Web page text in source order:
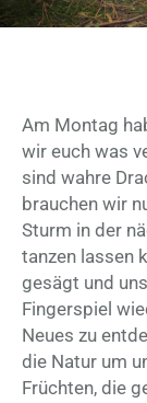
Am Montag
wir euch was
sind wahre
brauchen wir
Sturm in der
tanzen lassen
gesägt und
Fingerspiel
Neues zu
die Natur um
Früchten, die